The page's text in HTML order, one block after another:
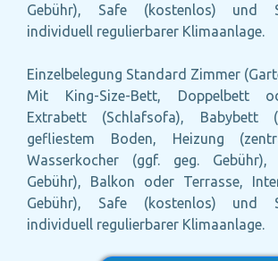
Gebühr), Safe (kostenlos) und
individuell regulierbarer Klimaanlage.
Einzelbelegung Standard Zimmer
Mit King-Size-Bett, Doppelbett
Extrabett (Schlafsofa), Babybett
gefliestem Boden, Heizung
Wasserkocher (ggf. geg.
Gebühr), Balkon oder Terrasse,
Gebühr), Safe (kostenlos) und
individuell regulierbarer Klimaanlage.